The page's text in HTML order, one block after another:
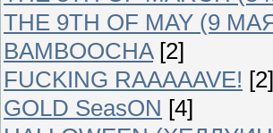
THE 9TH OF MAY (9
BAMBOOCHA [2]
FUCKING RAAAAAVE! [2]
GOLD SeasON [4]